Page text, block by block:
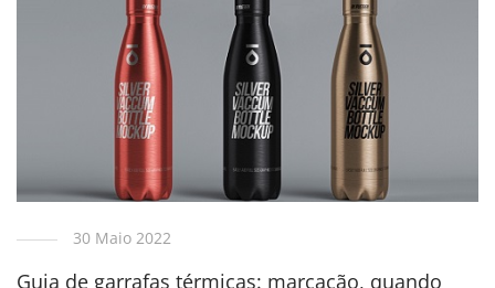
30 Maio 2022
Guia de garrafas térmicas: marcação, quando